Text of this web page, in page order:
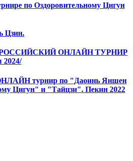
по Оздоровительному Цигун
Цзин.
ОНЛАЙН ТУРНИР
турнир по "Даоинь Яншен
Цигун" и "Тайцзи". Пекин 2022